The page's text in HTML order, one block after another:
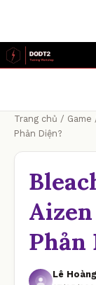
Trang chủ / Game
Phản Diện?
Phản
Lê